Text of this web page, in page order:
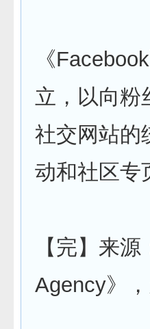
《
立，以向粉
社交网站的
动和社区专
【完】来
Agency》，